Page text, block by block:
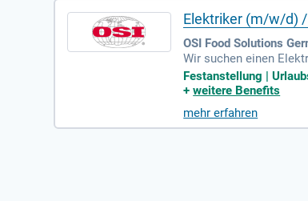
Elektriker (m/w/d)
OSI Food Solutions
Wir suchen einen
ng sowie
Maschinen mitbringen.
erbung und bieten
Festanstellung |
+weitere Benefits
mehr erfahren